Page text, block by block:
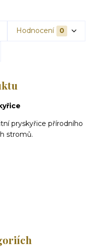
Hodnocení 0
pryskyřice přírodního
stromů.